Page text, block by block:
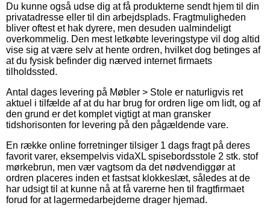
Du kunne også udse dig at få produkterne sendt hjem til din
privatadresse eller til din arbejdsplads. Fragtmuligheden
bliver oftest et hak dyrere, men desuden ualmindeligt
overkommelig. Den mest letkøbte leveringstype vil dog altid
vise sig at være selv at hente ordren, hvilket dog betinges af
at du fysisk befinder dig nærved internet firmaets
tilholdssted.
Antal dages levering på Møbler > Stole er naturligvis ret
aktuel i tilfælde af at du har brug for ordren lige om lidt, og af
den grund er det komplet vigtigt at man gransker
tidshorisonten for levering på den pågældende vare.
En række online forretninger tilsiger 1 dags fragt på deres
favorit varer, eksempelvis vidaXL spisebordsstole 2 stk. stof
mørkebrun, men vær vagtsom da det nødvendiggør at
ordren placeres inden et fastsat klokkeslæt, således at de
har udsigt til at kunne nå at få varerne hen til fragtfirmaet
forud for at lagermedarbejderne drager hjemad.